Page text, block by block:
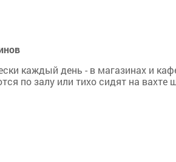
каждый день - в магазинах и
по залу или тихо сидят на вахте